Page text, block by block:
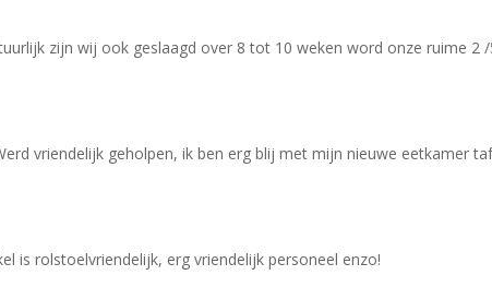
zijn wij ook geslaagd over 8 tot 10 weken word onze ruime 2
vriendelijk geholpen, ik ben erg blij met mijn nieuwe eetkamer
is rolstoelvriendelijk, erg vriendelijk personeel enzo!